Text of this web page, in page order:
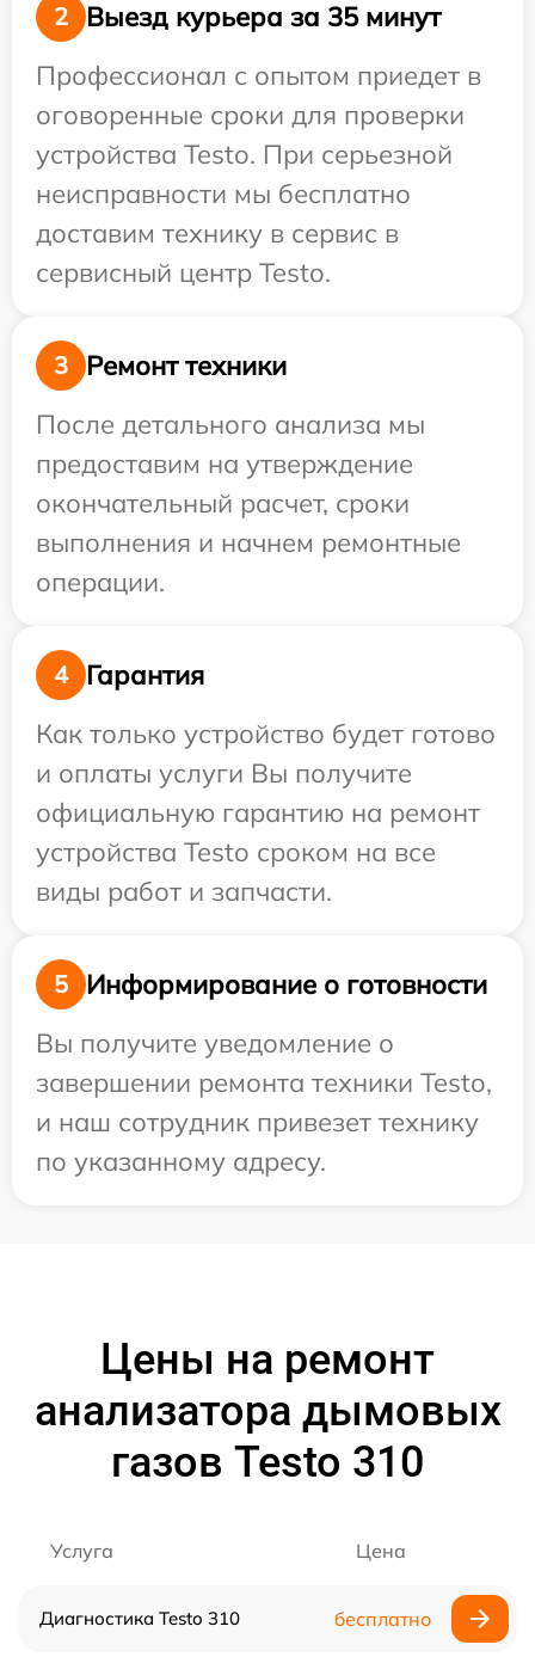
2
Выезд курьера за 35 минут
Профессионал с опытом приедет в
оговоренные сроки для проверки
устройства Testo. При серьезной
неисправности мы бесплатно
доставим технику в сервис в
сервисный центр Testo.
3
Ремонт техники
После детального анализа мы
предоставим на утверждение
окончательный расчет, сроки
выполнения и начнем ремонтные
операции.
4
Гарантия
Как только устройство будет готово
и оплаты услуги Вы получите
официальную гарантию на ремонт
устройства Testo сроком на все
виды работ и запчасти.
5
Информирование о готовности
Вы получите уведомление о
завершении ремонта техники Testo,
и наш сотрудник привезет технику
по указанному адресу.
Цены на ремонт
анализатора дымовых
газов Testo 310
Услуга Цена
Диагностика Testo 310 бесплатно